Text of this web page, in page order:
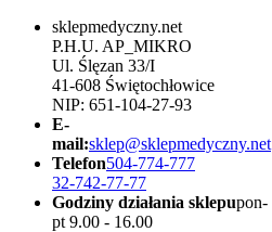
sklepmedyczny.net
P.H.U. AP_MIKRO
Ul. Ślęzan 33/I
41-608 Świętochłowice
NIP: 651-104-27-93
E-
mail:sklep@sklepmedyczny.net
Telefon504-774-777
32-742-77-77
Godziny działania sklepupon-
pt 9.00 - 16.00